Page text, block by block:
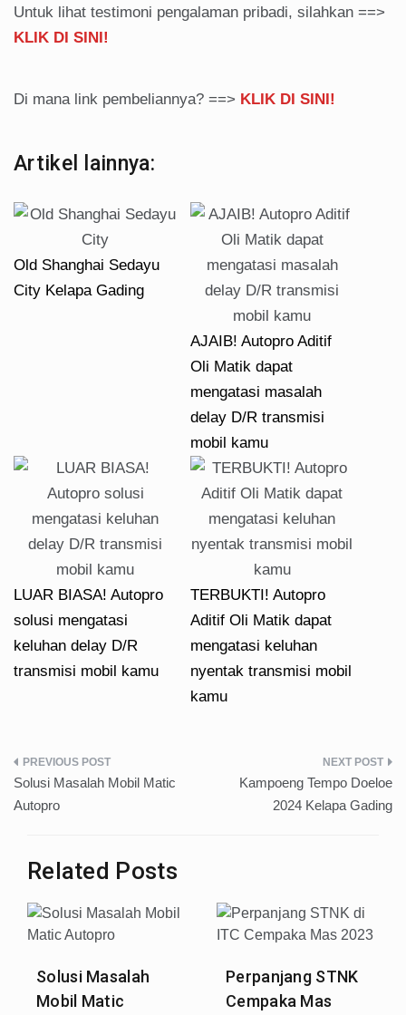
Untuk lihat testimoni pengalaman pribadi, silahkan ==>
KLIK DI SINI!
Di mana link pembeliannya? ==> KLIK DI SINI!
Artikel lainnya:
Old Shanghai Sedayu
City Kelapa Gading
AJAIB! Autopro Aditif
Oli Matik dapat
mengatasi masalah
delay D/R transmisi
mobil kamu
LUAR BIASA! Autopro
solusi mengatasi
keluhan delay D/R
transmisi mobil kamu
TERBUKTI! Autopro
Aditif Oli Matik dapat
mengatasi keluhan
nyentak transmisi mobil
kamu
Post
navigation
Solusi Masalah Mobil Matic
Autopro
Kampoeng Tempo Doeloe
2024 Kelapa Gading
Related Posts
Solusi Masalah
Mobil Matic
Perpanjang STNK
Cempaka Mas